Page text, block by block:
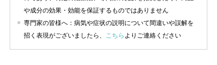
や成分の効果・効能を保証するものではありません
専門家の皆様へ：病気や症状の説明について間違いや誤解を
招く表現がございましたら、 こちら よりご連絡ください